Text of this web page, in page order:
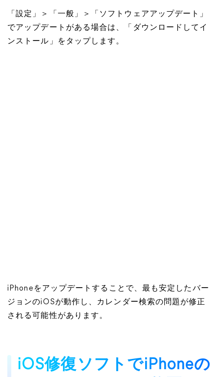
「設定」＞「一般」＞「ソフトウェアアップデート」
でアップデートがある場合は、「ダウンロードしてイ
ンストール」をタップします。
iPhoneをアップデートすることで、最も安定したバー
ジョンのiOSが動作し、カレンダー検索の問題が修正
される可能性があります。
iOS修復ソフトでiPhoneの